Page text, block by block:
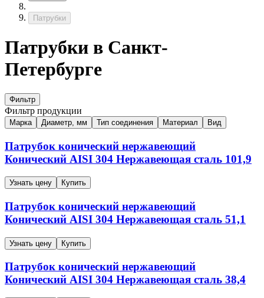
Патрубки
Патрубки в Санкт-
Петербурге
Фильтр
Фильтр продукции
Марка Диаметр, мм Тип соединения Материал Вид
Патрубок конический нержавеющий
Конический AISI 304 Нержавеющая сталь 101,9
Узнать цену Купить
Патрубок конический нержавеющий
Конический AISI 304 Нержавеющая сталь 51,1
Узнать цену Купить
Патрубок конический нержавеющий
Конический AISI 304 Нержавеющая сталь 38,4